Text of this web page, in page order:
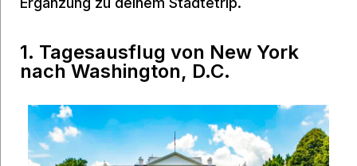
1. Tagesausflug von New York
nach Washington, D.C.